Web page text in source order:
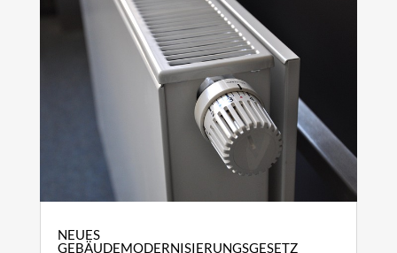
NEUES
GEBÄUDEMODERNISIERUNGSGESETZ